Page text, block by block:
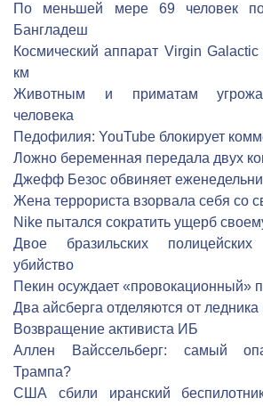
По меньшей мере 69 человек
Бангладеш
Космический аппарат Virgin
км
Животным и приматам
человека
Педофилия: YouTube блокирует
Ложно беременная передала двух
Джефф Безос обвиняет
Жена террориста взорвала себя со
Nike пытался сократить ущерб
Двое бразильских
убийство
Пекин осуждает
Два айсберга отделяются от
Возвращение активиста ИБ
Аллен Вайссельберг: самый
Трампа?
США сбили иранский